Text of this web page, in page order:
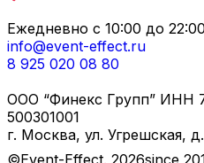
Ежедневно с 10:00 до 22:00
info@event-effect.ru
8 925 020 08 80
ООО “Финекс Групп” ИНН
500301001
г. Москва, ул. Угрешская,
©Event-Effect. 2026since